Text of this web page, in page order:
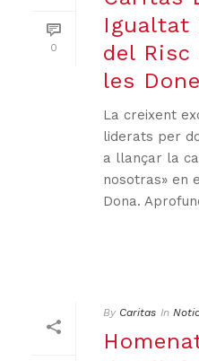
0
Igualtat
del Risc
les
La creixent
liderats per
a llançar la
nosotras» en
Dona.
By Caritas In